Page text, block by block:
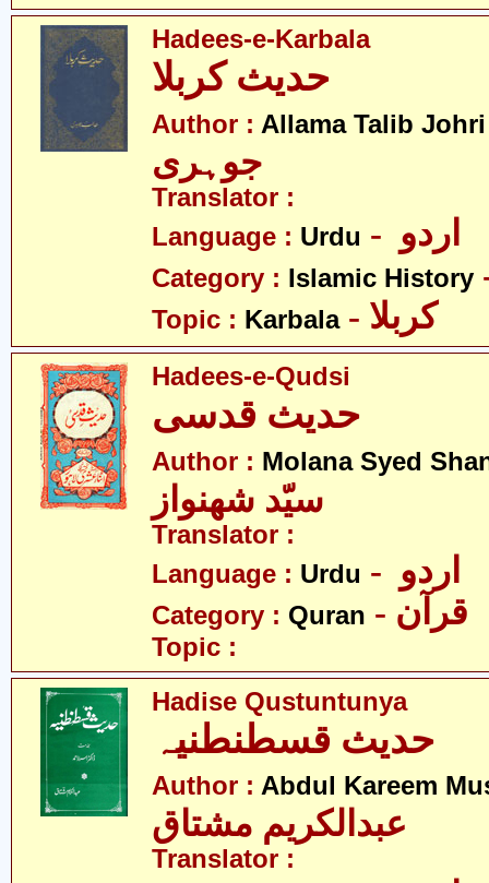
Hadees-e-Karbala
حدیث کربلا
Author : Allama Talib Johri
جوہری
Translator :
Language : Urdu
Category : Islamic History
Topic : Karbala - کربلا
Hadees-e-Qudsi
حدیث قدسی
Author : Molana Syed
Translator :
Language : Urdu
Category : Quran - قرآن
Topic :
Hadise Qustuntunya
Author : Abdul Kareem
عبدالکریم مشتاق
Translator :